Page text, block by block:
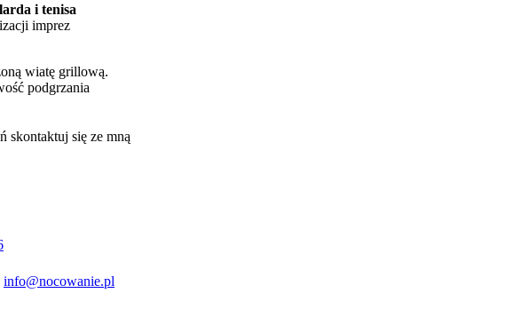
i tenisa
imprez
wiatę grillową.
podgrzania
do szlaków
św. Kazimierza
W sezonie
skontaktuj się ze mną
info@nocowanie.pl